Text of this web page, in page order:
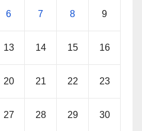
6 7 8 9
13 14 15 16
20 21 22 23
27 28 29 30